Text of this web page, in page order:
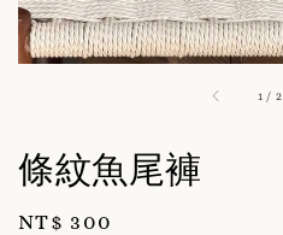
1 / 2
條紋魚尾褲
Regular
NT$ 300